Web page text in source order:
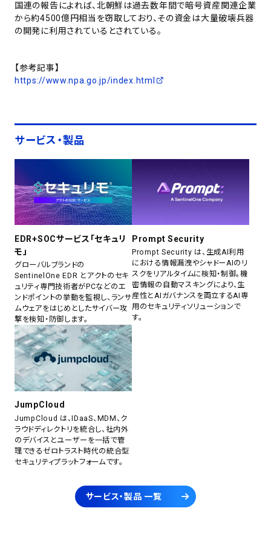
国連の報告によれば、北朝鮮は過去数年間で暗号資産関連企業
から約4500億円相当を窃取しており、その資金は大量破壊兵器
の開発に利用されているとされている。
【参考記事】
https://www.npa.go.jp/index.html
サービス・製品
EDR+SOCサービス「セキュリ
モ」
グローバルブランドの
SentinelOne EDR とアクトのセキ
ュリティ専門技術者がPCなどのエ
ンドポイントの挙動を監視し、ランサ
ムウェアをはじめとしたサイバー攻
撃を検知・防御します。
Prompt Security
Prompt Security は、生成AI利用
における情報漏洩やシャドーAIのリ
スクをリアルタイムに検知・制御。機
密情報の自動マスキングにより、生
産性とAIガバナンスを両立するAI専
用のセキュリティソリューションで
す。
JumpCloud
JumpCloud は、IDaaS、MDM、ク
ラウドディレクトリを統合し、社内外
のデバイスとユーザーを一括で管
理できるゼロトラスト時代の統合型
セキュリティプラットフォームです。
サービス・製品 一覧